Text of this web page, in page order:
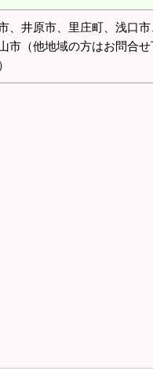
、井原市、里庄町、浅口
市（他地域の方はお問合せ